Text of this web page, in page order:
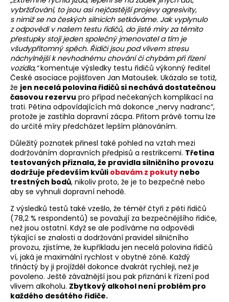
vybržďování, to jsou asi nejčastější projevy agresivity,
s nimiž se na českých silnicích setkáváme. Jak vyplynulo
z odpovědí v našem testu řidičů, do jisté míry za těmito
přestupky stojí jeden společný jmenovatel a tím je
všudypřítomný spěch. Řidiči jsou pod vlivem stresu
náchylnější k nevhodnému chování či chybám při řízení
vozidla,“komentuje výsledky testu řidičů výkonný ředitel
České asociace pojišťoven Jan Matoušek. Ukázalo se totiž,
že jen necelá polovina řidičů si nechává dostatečnou
časovou rezervu pro případ nečekaných komplikací na
trati. Pětina odpovídajících má dokonce „nervy nadranc“,
protože je zastihla dopravní zácpa. Přitom právě tomu lze
do určité míry předcházet lepším plánováním.
Důležitý poznatek přinesl také pohled na vztah mezi
dodržováním dopravních předpisů a restrikcemi. Třetina
testovaných přiznala, že pravidla silničního provozu
dodržuje především kvůli obavám z pokuty nebo
trestných bodů, nikoliv proto, že je to bezpečné nebo
aby se vyhnuli dopravní nehodě.
Z výsledků testů také vzešlo, že téměř čtyři z pěti řidičů
(78,2 % respondentů) se považují za bezpečnějšího řidiče,
než jsou ostatní. Když se ale podíváme na odpovědi
týkající se znalosti a dodržování pravidel silničního
provozu, zjistíme, že kupříkladu jen necelá polovina řidičů
ví, jaká je maximální rychlost v obytné zóně. Každý
třináctý by ji projížděl dokonce dvakrát rychleji, než je
povoleno. Ještě závažnější jsou pak přiznání k řízení pod
vlivem alkoholu. Zbytkový alkohol není problém pro
každého desátého řidiče.